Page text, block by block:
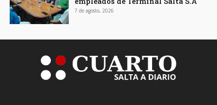
7 de agosto, 2026